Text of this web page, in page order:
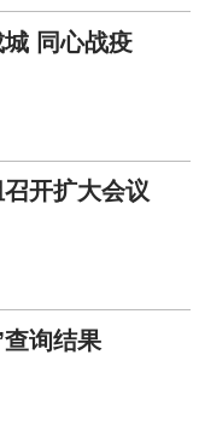
同心战疫
开扩大会议
询结果